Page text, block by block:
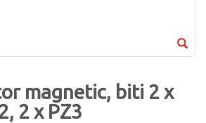
magnetic, biti 2 x
2 x PZ3